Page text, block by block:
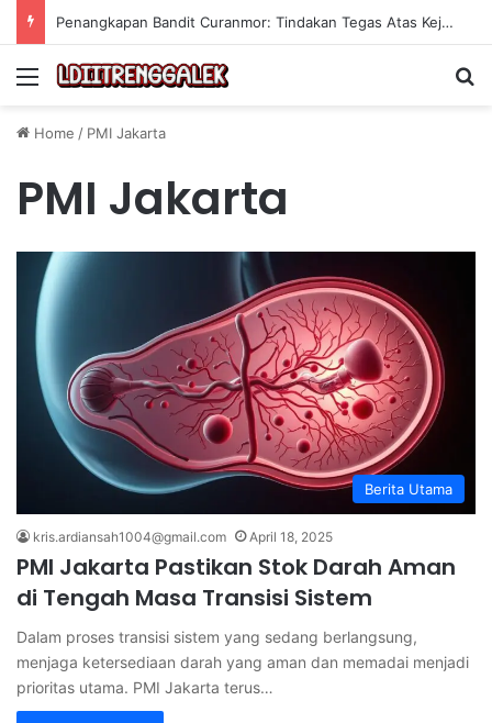
Penangkapan Bandit Curanmor: Tindakan Tegas Atas Kejahatan Sepeda Motor
Menu
Home / PMI Jakarta
PMI Jakarta
Berita Utama
kris.ardiansah1004@gmail.com April 18, 2025
PMI Jakarta Pastikan Stok Darah Aman
di Tengah Masa Transisi Sistem
Dalam proses transisi sistem yang sedang berlangsung,
menjaga ketersediaan darah yang aman dan memadai menjadi
prioritas utama. PMI Jakarta terus…